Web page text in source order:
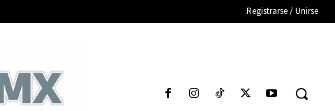
Registrarse / Unirse